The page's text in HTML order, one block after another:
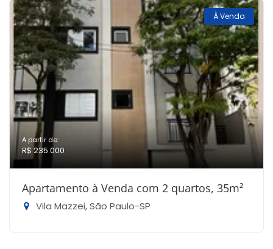
À Venda
A partir de:
R$ 235.000
Apartamento à Venda com 2 quartos, 35m²
Vila Mazzei, São Paulo-SP